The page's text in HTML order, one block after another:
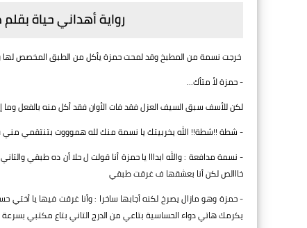
رواية أهداني حياة
خرجت نسمة من المطبخ وقد لمحت حمزة يأكل من الطبق المخصص لها
- حمزة لأ متأك...
لكن للأسف سبق السيف العزل فقد فات الأوان فقد أكل منه بالفعل
- شطة !!شطة!! الله يخربيتك يا نسمة منك لله هموووت بتنتقمي مني
- نسمة مدافعة : والله ابدااا يا حمزة أنا قولت ل حلا أن ده
خااالص لكن أنا بعشقها ف غرقت طبقي
- حمزة وهو مازال يصرخ لكنه أجابها ساخرا : وأنا غرقت فيها يا أختي
يكرمك هاتي دواء الحساسية بتاعي من الدرج التاني بتاع مكتبي بسرعة